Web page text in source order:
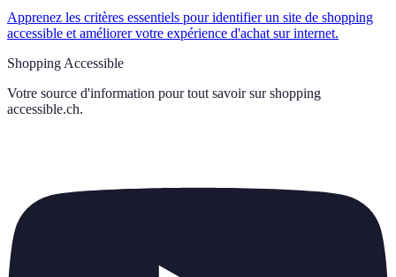
Apprenez les critères essentiels pour identifier un site de shopping
accessible et améliorer votre expérience d'achat sur internet.
Shopping Accessible
Votre source d'information pour tout savoir sur shopping
accessible.ch.